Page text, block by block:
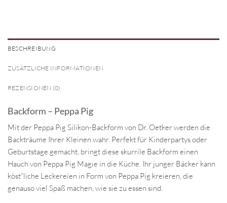
BESCHREIBUNG
ZUSÄTZLICHE INFORMATIONEN
REZENSIONEN (0)
Backform – Peppa Pig
Mit der Peppa Pig Silikon-Backform von Dr. Oetker werden die
Backträume Ihrer Kleinen wahr. Perfekt für Kinderpartys oder
Geburtstage gemacht, bringt diese skurrile Backform einen
Hauch von Peppa Pig Magie in die Küche. Ihr junger Bäcker kann
köst“liche Leckereien in Form von Peppa Pig kreieren, die
genauso viel Spaß machen, wie sie zu essen sind.